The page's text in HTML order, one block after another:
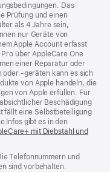
Das
Prüfung und einen
als 4 Jahre sein,
nur Geräte von
Apple Account erfasst
über AppleCare One
einer Reparatur oder
‑geräten kann es sich
von Apple handeln, die
von Apple erfüllen. Für
Beschädigung
fällt eine Selbstbeteiligung
Infos gibt es in den
mit Diebstahl und
Telefonnummern und
sind vorbehalten.